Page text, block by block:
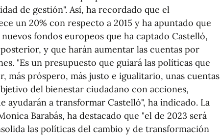
de gestión". Así, ha recordado que el
un 20% con respecto a 2015 y ha apuntado que
fondos europeos que ha captado Castelló,
y que harán aumentar las cuentas por
"Es un presupuesto que guiará las políticas que
más próspero, más justo e igualitario, unas cuentas
del bienestar ciudadano con acciones,
ayudarán a transformar Castelló", ha indicado. La
Barabás, ha destacado que "el de 2023 será
las políticas del cambio y de transformación